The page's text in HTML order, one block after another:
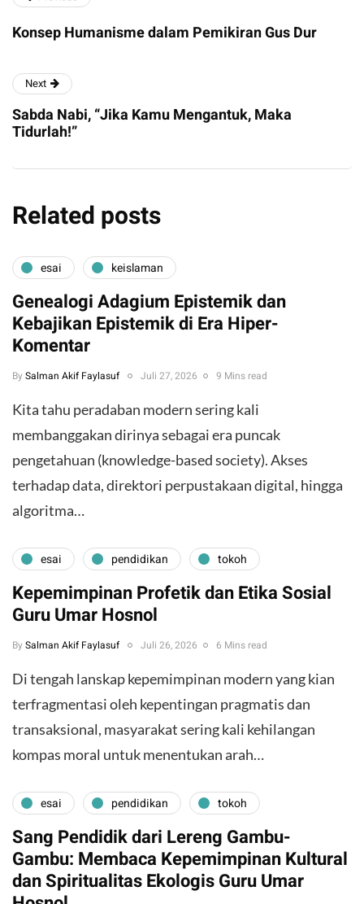
Konsep Humanisme dalam Pemikiran Gus Dur
Next
Sabda Nabi, “Jika Kamu Mengantuk, Maka
Tidurlah!”
Related posts
esai keislaman
Genealogi Adagium Epistemik dan
Kebajikan Epistemik di Era Hiper-
Komentar
By Salman Akif Faylasuf Juli 27, 2026 9 Mins read
Kita tahu peradaban modern sering kali
membanggakan dirinya sebagai era puncak
pengetahuan (knowledge-based society). Akses
terhadap data, direktori perpustakaan digital, hingga
algoritma…
esai pendidikan tokoh
Kepemimpinan Profetik dan Etika Sosial
Guru Umar Hosnol
By Salman Akif Faylasuf Juli 26, 2026 6 Mins read
Di tengah lanskap kepemimpinan modern yang kian
terfragmentasi oleh kepentingan pragmatis dan
transaksional, masyarakat sering kali kehilangan
kompas moral untuk menentukan arah…
esai pendidikan tokoh
Sang Pendidik dari Lereng Gambu-
Gambu: Membaca Kepemimpinan Kultural
dan Spiritualitas Ekologis Guru Umar